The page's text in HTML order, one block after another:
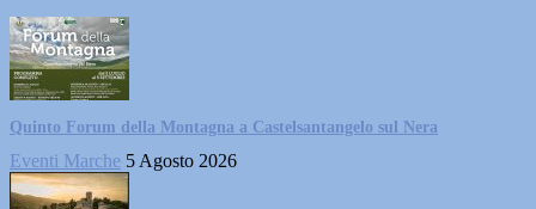
Quinto Forum della Montagna a Castelsantangelo sul Nera
Eventi Marche 5 Agosto 2026